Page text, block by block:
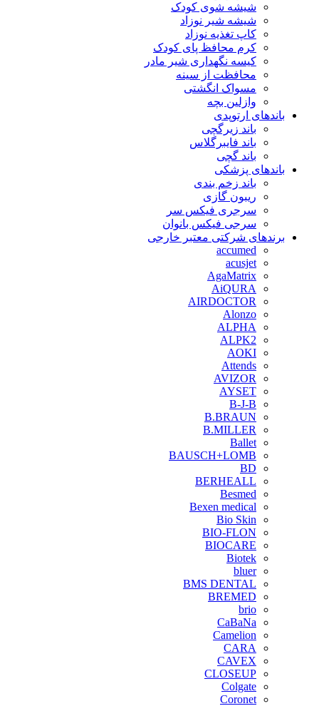
شیشه شوی کودک
شیشه شیر نوزاد
کاپ تغذیه نوزاد
کرم محافظ پای کودک
کیسه نگهداری شیر مادر
محافظت از سینه
مسواک انگشتی
وازلین بچه
باندهای ارتوپدی
باند زیرگچی
باند فایبرگلاس
باند گچی
باندهای پزشکی
باند زخم بندی
ریبون گازی
سرجری فیکس سر
سرجی فیکس بانوان
برندهای شرکتی معتبر خارجی
accumed
acusjet
AgaMatrix
AiQURA
AIRDOCTOR
Alonzo
ALPHA
ALPK2
AOKI
Attends
AVIZOR
AYSET
B-J-B
B.BRAUN
B.MILLER
Ballet
BAUSCH+LOMB
BD
BERHEALL
Besmed
Bexen medical
Bio Skin
BIO-FLON
BIOCARE
Biotek
bluer
BMS DENTAL
BREMED
brio
CaBaNa
Camelion
CARA
CAVEX
CLOSEUP
Colgate
Coronet